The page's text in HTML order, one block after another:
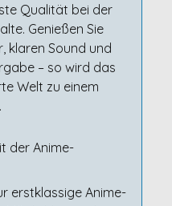
Qualität bei der
Genießen Sie
klaren Sound und
– so wird das
Welt zu einem
der Anime-
erstklassige Anime-